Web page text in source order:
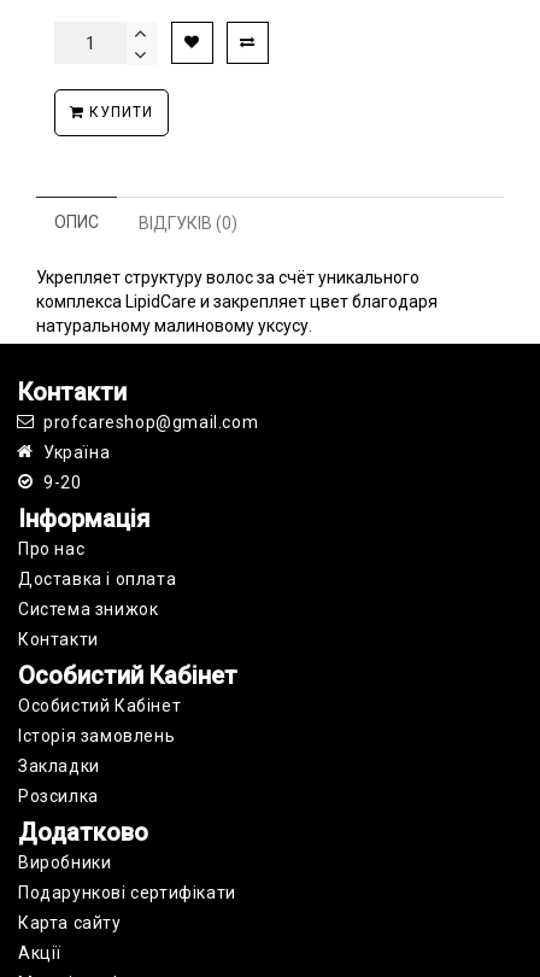
КУПИТИ
ОПИС ВІДГУКІВ (0)
Укрепляет структуру волос за счёт уникального
комплекса LipidCare и закрепляет цвет благодаря
натуральному малиновому уксусу.
Контакти
profcareshop@gmail.com
Україна
9-20
Інформація
Про нас
Доставка і оплата
Cистема знижок
Контакти
Особистий Кабінет
Особистий Кабінет
Історія замовлень
Закладки
Розсилка
Додатково
Виробники
Подарункові сертифікати
Карта сайту
Акції